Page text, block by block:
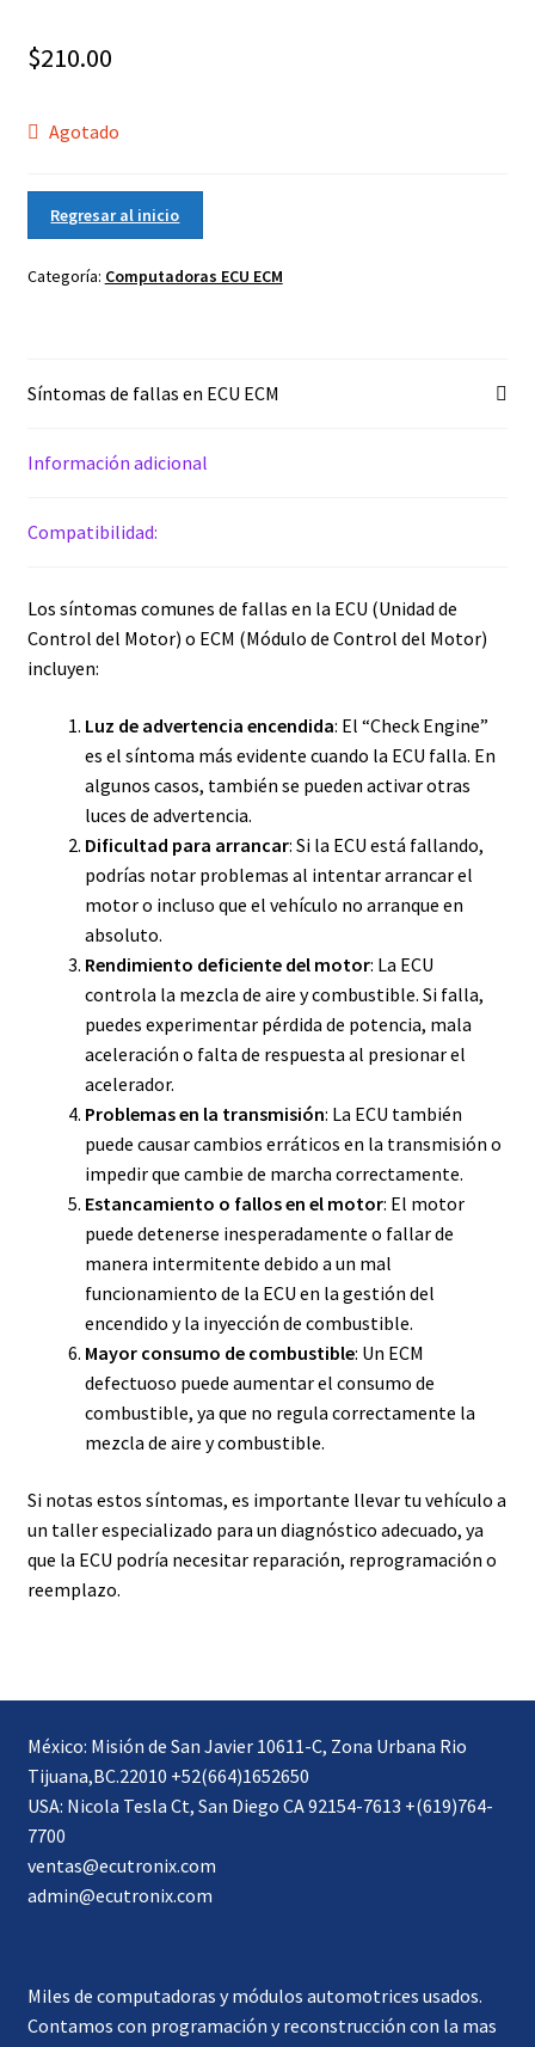
$210.00
Agotado
Regresar al inicio
Categoría: Computadoras ECU ECM
Síntomas de fallas en ECU ECM
Información adicional
Compatibilidad:
Los síntomas comunes de fallas en la ECU (Unidad de
Control del Motor) o ECM (Módulo de Control del Motor)
incluyen:
Luz de advertencia encendida: El “Check Engine”
es el síntoma más evidente cuando la ECU falla. En
algunos casos, también se pueden activar otras
luces de advertencia.
Dificultad para arrancar: Si la ECU está fallando,
podrías notar problemas al intentar arrancar el
motor o incluso que el vehículo no arranque en
absoluto.
Rendimiento deficiente del motor: La ECU
controla la mezcla de aire y combustible. Si falla,
puedes experimentar pérdida de potencia, mala
aceleración o falta de respuesta al presionar el
acelerador.
Problemas en la transmisión: La ECU también
puede causar cambios erráticos en la transmisión o
impedir que cambie de marcha correctamente.
Estancamiento o fallos en el motor: El motor
puede detenerse inesperadamente o fallar de
manera intermitente debido a un mal
funcionamiento de la ECU en la gestión del
encendido y la inyección de combustible.
Mayor consumo de combustible: Un ECM
defectuoso puede aumentar el consumo de
combustible, ya que no regula correctamente la
mezcla de aire y combustible.
Si notas estos síntomas, es importante llevar tu vehículo a
un taller especializado para un diagnóstico adecuado, ya
que la ECU podría necesitar reparación, reprogramación o
reemplazo.
México: Misión de San Javier 10611-C, Zona Urbana Rio
Tijuana,BC.22010 +52(664)1652650
USA: Nicola Tesla Ct, San Diego CA 92154-7613 +(619)764-
7700
ventas@ecutronix.com
admin@ecutronix.com
Miles de computadoras y módulos automotrices usados.
Contamos con programación y reconstrucción con la mas